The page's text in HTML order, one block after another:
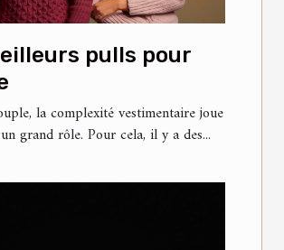
pulls pour
la complexité vestimentaire joue
grand rôle. Pour cela, il y a des...